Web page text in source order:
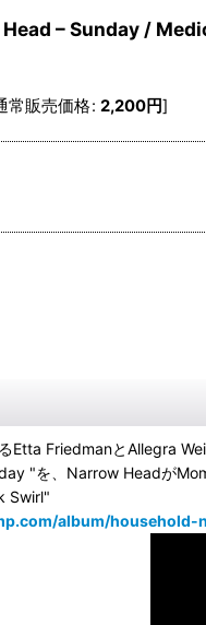
– Sunday /
常販売価格: 2,200円]
Etta FriedmanとAllegra
"を、Narrow Headが
Swirl"
album/household-